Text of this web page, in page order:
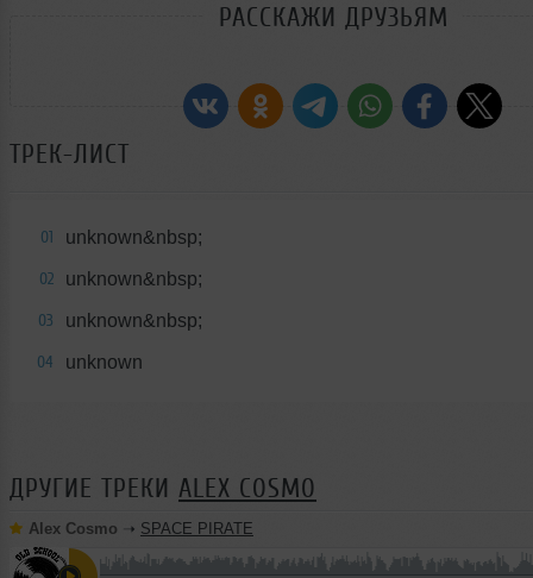
РАССКАЖИ ДРУЗЬЯМ
ТРЕК-ЛИСТ
01 unknown&nbsp;
02 unknown&nbsp;
03 unknown&nbsp;
04 unknown
ДРУГИЕ ТРЕКИ ALEX COSMO
Alex Cosmo ➝ SPACE PIRATE